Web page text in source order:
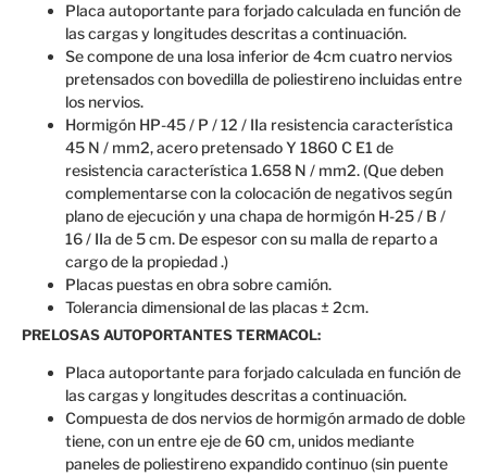
Placa autoportante para forjado calculada en función de
las cargas y longitudes descritas a continuación.
Se compone de una losa inferior de 4cm cuatro nervios
pretensados con bovedilla de poliestireno incluidas entre
los nervios.
Hormigón HP-45 / P / 12 / IIa resistencia característica
45 N / mm2, acero pretensado Y 1860 C E1 de
resistencia característica 1.658 N / mm2. (Que deben
complementarse con la colocación de negativos según
plano de ejecución y una chapa de hormigón H-25 / B /
16 / IIa de 5 cm. De espesor con su malla de reparto a
cargo de la propiedad .)
Placas puestas en obra sobre camión.
Tolerancia dimensional de las placas ± 2cm.
PRELOSAS AUTOPORTANTES TERMACOL:
Placa autoportante para forjado calculada en función de
las cargas y longitudes descritas a continuación.
Compuesta de dos nervios de hormigón armado de doble
tiene, con un entre eje de 60 cm, unidos mediante
paneles de poliestireno expandido continuo (sin puente